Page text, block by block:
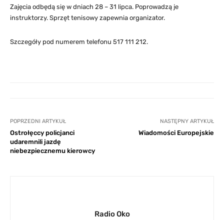
Zajęcia odbędą się w dniach 28 – 31 lipca. Poprowadzą je
instruktorzy. Sprzęt tenisowy zapewnia organizator.
Szczegóły pod numerem telefonu 517 111 212.
POPRZEDNI ARTYKUŁ
Ostrołęccy policjanci
udaremnili jazdę
niebezpiecznemu kierowcy
NASTĘPNY ARTYKUŁ
Wiadomości Europejskie
Radio Oko